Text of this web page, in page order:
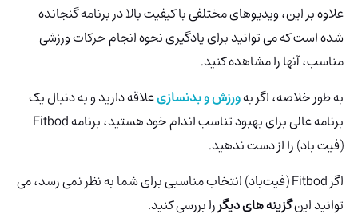
علاوه بر این، ویدیوهای مختلفی با کیفیت بالا در برنامه گنجانده
شده است که می توانید برای یادگیری نحوه انجام حرکات ورزشی
مناسب، آنها را مشاهده کنید.
به طور خلاصه، اگر بهورزش و بدنسازیعلاقه دارید و به دنبال یک
برنامه عالی برای بهبود تناسب اندام خود هستید، برنامه Fitbod
(فیت باد) را از دست ندهید.
اگر Fitbod (فیت‌باد) انتخاب مناسبی برای شما به نظر نمی رسد، می
توانید اینگزینه های دیگررا بررسی کنید.